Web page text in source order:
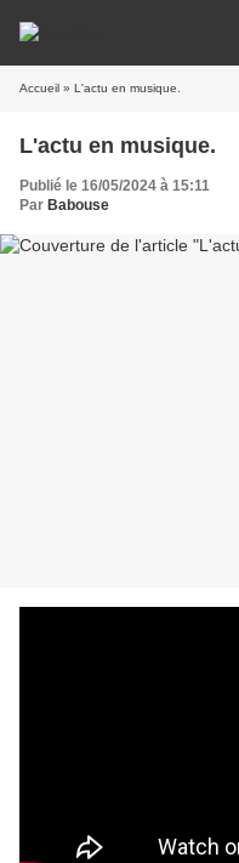
Accueil » L'actu en musique.
L'actu en musique.
Publié le 16/05/2024 à 15:11
Par Babouse